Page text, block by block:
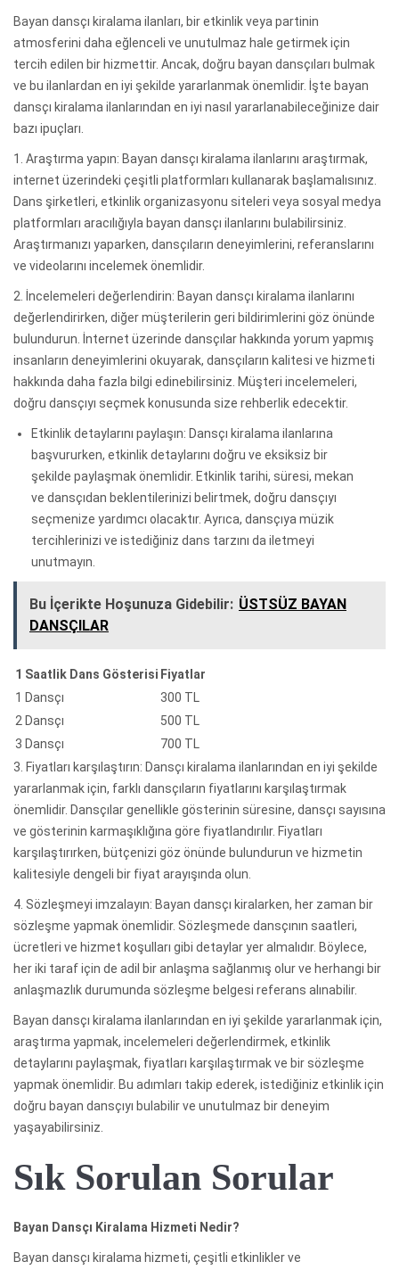
Bayan dansçı kiralama ilanları, bir etkinlik veya partinin
atmosferini daha eğlenceli ve unutulmaz hale getirmek için
tercih edilen bir hizmettir. Ancak, doğru bayan dansçıları bulmak
ve bu ilanlardan en iyi şekilde yararlanmak önemlidir. İşte bayan
dansçı kiralama ilanlarından en iyi nasıl yararlanabileceğinize dair
bazı ipuçları.
1. Araştırma yapın: Bayan dansçı kiralama ilanlarını araştırmak,
internet üzerindeki çeşitli platformları kullanarak başlamalısınız.
Dans şirketleri, etkinlik organizasyonu siteleri veya sosyal medya
platformları aracılığıyla bayan dansçı ilanlarını bulabilirsiniz.
Araştırmanızı yaparken, dansçıların deneyimlerini, referanslarını
ve videolarını incelemek önemlidir.
2. İncelemeleri değerlendirin: Bayan dansçı kiralama ilanlarını
değerlendirirken, diğer müşterilerin geri bildirimlerini göz önünde
bulundurun. İnternet üzerinde dansçılar hakkında yorum yapmış
insanların deneyimlerini okuyarak, dansçıların kalitesi ve hizmeti
hakkında daha fazla bilgi edinebilirsiniz. Müşteri incelemeleri,
doğru dansçıyı seçmek konusunda size rehberlik edecektir.
Etkinlik detaylarını paylaşın: Dansçı kiralama ilanlarına
başvururken, etkinlik detaylarını doğru ve eksiksiz bir
şekilde paylaşmak önemlidir. Etkinlik tarihi, süresi, mekan
ve dansçıdan beklentilerinizi belirtmek, doğru dansçıyı
seçmenize yardımcı olacaktır. Ayrıca, dansçıya müzik
tercihlerinizi ve istediğiniz dans tarzını da iletmeyi
unutmayın.
Bu İçerikte Hoşunuza Gidebilir: ÜSTSÜZ BAYAN
DANSÇILAR
1 Saatlik Dans Gösterisi Fiyatlar
1 Dansçı
300 TL
2 Dansçı
500 TL
3 Dansçı
700 TL
3. Fiyatları karşılaştırın: Dansçı kiralama ilanlarından en iyi şekilde
yararlanmak için, farklı dansçıların fiyatlarını karşılaştırmak
önemlidir. Dansçılar genellikle gösterinin süresine, dansçı sayısına
ve gösterinin karmaşıklığına göre fiyatlandırılır. Fiyatları
karşılaştırırken, bütçenizi göz önünde bulundurun ve hizmetin
kalitesiyle dengeli bir fiyat arayışında olun.
4. Sözleşmeyi imzalayın: Bayan dansçı kiralarken, her zaman bir
sözleşme yapmak önemlidir. Sözleşmede dansçının saatleri,
ücretleri ve hizmet koşulları gibi detaylar yer almalıdır. Böylece,
her iki taraf için de adil bir anlaşma sağlanmış olur ve herhangi bir
anlaşmazlık durumunda sözleşme belgesi referans alınabilir.
Bayan dansçı kiralama ilanlarından en iyi şekilde yararlanmak için,
araştırma yapmak, incelemeleri değerlendirmek, etkinlik
detaylarını paylaşmak, fiyatları karşılaştırmak ve bir sözleşme
yapmak önemlidir. Bu adımları takip ederek, istediğiniz etkinlik için
doğru bayan dansçıyı bulabilir ve unutulmaz bir deneyim
yaşayabilirsiniz.
Sık Sorulan Sorular
Bayan Dansçı Kiralama Hizmeti Nedir?
Bayan dansçı kiralama hizmeti, çeşitli etkinlikler ve